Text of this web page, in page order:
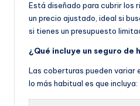
Está diseñado para cubrir los
un precio ajustado, ideal si
si tienes un presupuesto
¿Qué incluye un seguro de
Las coberturas pueden variar
lo más habitual es que incluya: